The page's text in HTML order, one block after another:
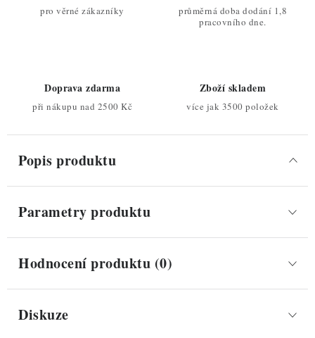
pro věrné zákazníky
průměrná doba dodání 1,8
pracovního dne.
Doprava zdarma
při nákupu nad 2500 Kč
Zboží skladem
více jak 3500 položek
Popis produktu
Parametry produktu
Hodnocení produktu (0)
Diskuze